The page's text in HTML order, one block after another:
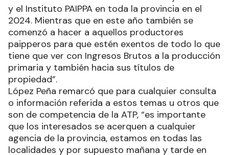
y el Instituto PAIPPA en toda la provincia en el
2024. Mientras que en este año también se
comenzó a hacer a aquellos productores
paipperos para que estén exentos de todo lo que
tiene que ver con Ingresos Brutos a la producción
primaria y también hacia sus títulos de
propiedad”.
López Peña remarcó que para cualquier consulta
o información referida a estos temas u otros que
son de competencia de la ATP, “es importante
que los interesados se acerquen a cualquier
agencia de la provincia, estamos en todas las
localidades y por supuesto mañana y tarde en